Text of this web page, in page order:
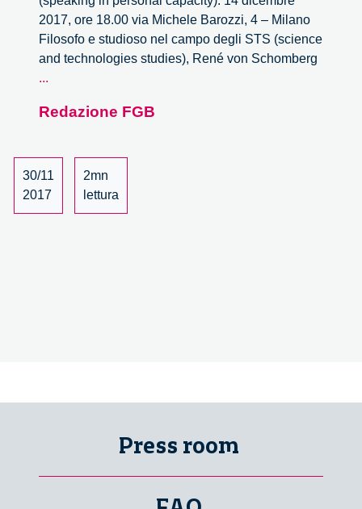
2017, ore 18.00 via Michele Barozzi, 4 – Milano
Filosofo e studioso nel campo degli STS (science
and technologies studies), René von Schomberg
...
e
L’incontro
con
René
von
Redazione FGB
30/11
2017
2mn
lettura
Press room